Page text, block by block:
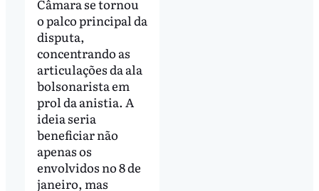
Câmara se tornou
o palco principal da
disputa,
concentrando as
articulações da ala
bolsonarista em
prol da anistia. A
ideia seria
beneficiar não
apenas os
envolvidos no 8 de
janeiro, mas